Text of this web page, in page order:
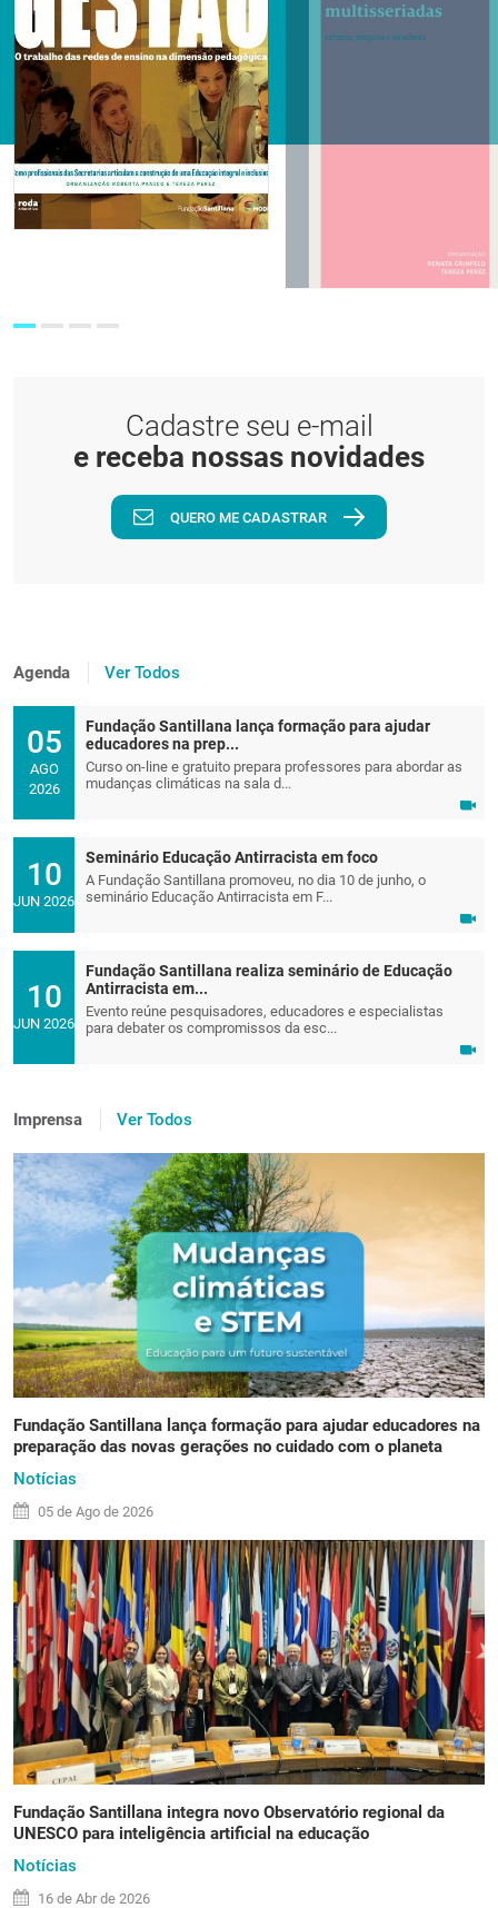
Cadastre seu e-mail
e receba nossas novidades
QUERO ME CADASTRAR
Agenda Ver Todos
05
AGO
2026
Fundação Santillana lança formação para ajudar
educadores na prep...
Curso on-line e gratuito prepara professores para abordar as
mudanças climáticas na sala d...
10
JUN 2026
Seminário Educação Antirracista em foco
A Fundação Santillana promoveu, no dia 10 de junho, o
seminário Educação Antirracista em F...
10
JUN 2026
Fundação Santillana realiza seminário de Educação
Antirracista em...
Evento reúne pesquisadores, educadores e especialistas
para debater os compromissos da esc...
Imprensa Ver Todos
Fundação Santillana lança formação para ajudar educadores na
preparação das novas gerações no cuidado com o planeta
Notícias
05 de Ago de 2026
Fundação Santillana integra novo Observatório regional da
UNESCO para inteligência artificial na educação
Notícias
16 de Abr de 2026